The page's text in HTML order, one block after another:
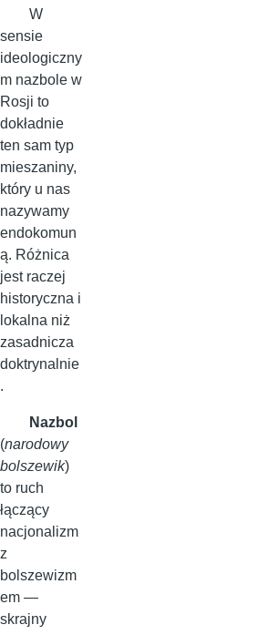
W
sensie
ideologiczny
m nazbole w
Rosji to
dokładnie
ten sam typ
mieszaniny,
który u nas
nazywamy
endokomun
ą. Różnica
jest raczej
historyczna i
lokalna niż
zasadnicza
doktrynalnie
.
Nazbol
(narodowy
bolszewik)
to ruch
łączący
nacjonalizm
z
bolszewizm
em —
skrajny